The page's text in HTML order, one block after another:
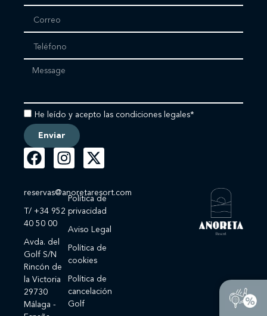
He leído y acepto las condiciones legales*
Enviar
reservas@anoretaresort.com
T/ +34 952
40 50 00
Avda. del
Golf S/N
Rincón de
la Victoria
29730
Málaga -
Política de
privacidad
Aviso Legal
Política de
cookies
Política de
cancelación
Golf